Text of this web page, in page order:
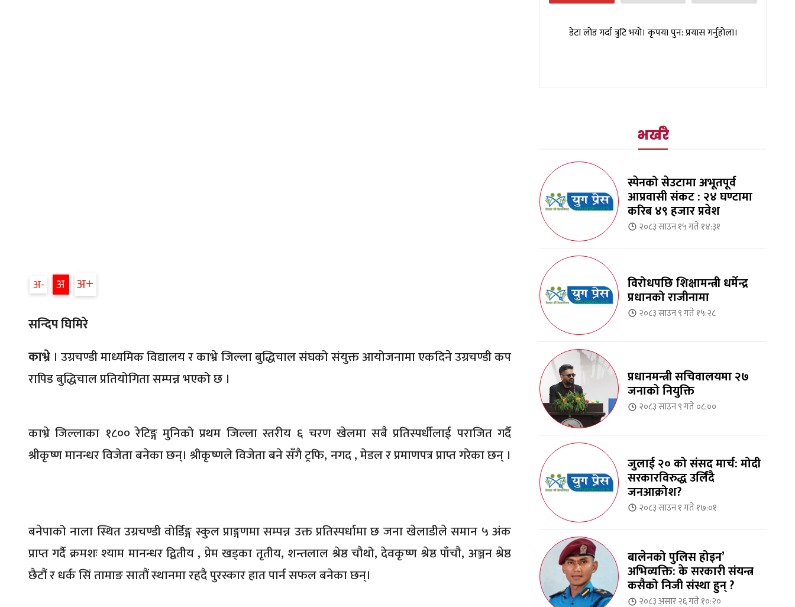
अ अ अ
सन्दिप घिमिरे
काभ्रे । उग्रचण्डी माध्यमिक विद्यालय र काभ्रे जिल्ला बुद्धिचाल संघको संयुक्त आयोजनामा एकदिने उग्रचण्डी कप
रापिड बुद्धिचाल प्रतियोगिता सम्पन्न भएको छ ।
काभ्रे जिल्लाका १८०० रेटिङ्ग मुनिको प्रथम जिल्ला स्तरीय ६ चरण खेलमा सबै प्रतिस्पर्धीलाई पराजित गर्दै
श्रीकृष्ण मानन्धर विजेता बनेका छन्। श्रीकृष्णले विजेता बने सँगै ट्रफि, नगद , मेडल र प्रमाणपत्र प्राप्त गरेका छन् ।
बनेपाको नाला स्थित उग्रचण्डी वोर्डिङ्ग स्कुल प्राङ्गणमा सम्पन्न उक्त प्रतिस्पर्धामा छ जना खेलाडीले समान ५ अंक
प्राप्त गर्दै क्रमशः श्याम मानन्धर द्वितीय , प्रेम खड्का तृतीय, शन्तलाल श्रेष्ठ चौथो, देवकृष्ण श्रेष्ठ पाँचौ, अञ्जन श्रेष्ठ
छैटौं र धर्क सिं तामाङ सातौं स्थानमा रहदै पुरस्कार हात पार्न सफल बनेका छन्।
डेटा लोड गर्दा त्रुटि भयो। कृपया पुन: प्रयास गर्नुहोला।
भर्खरै
स्पेनको सेउटामा अभूतपूर्व
आप्रवासी संकट : २४ घण्टामा
करिब ४९ हजार प्रवेश
२०८३ साउन १५ गते १४:३१
विरोधपछि शिक्षामन्त्री धर्मेन्द्र
प्रधानको राजीनामा
२०८३ साउन ९ गते १५:२८
प्रधानमन्त्री सचिवालयमा २७
जनाको नियुक्ति
२०८३ साउन ९ गते ०८:००
जुलाई २० को संसद मार्च: मोदी
सरकारविरुद्ध उर्लिंदै
जनआक्रोश?
२०८३ साउन १ गते १७:०१
बालेनको पुलिस होइन’
अभिव्यक्ति: के सरकारी संयन्त्र
कसैको निजी संस्था हुन् ?
२०८३ असार २६ गते १०:२०